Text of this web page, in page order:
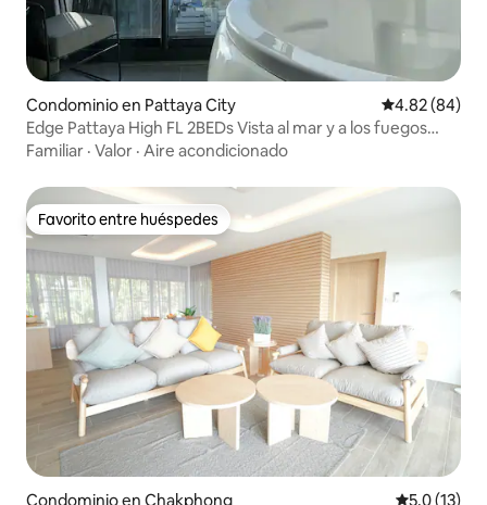
Condominio en Pattaya City Calificación
4.82 (84)
Edge Pattaya High FL 2BEDs Vista al mar y a los fuegos
artificiales
Familiar · Valor · Aire acondicionado
Favorito entre huéspedes
Favorito entre huéspedes
Condominio en Chakphong Calificación
5.0 (13)